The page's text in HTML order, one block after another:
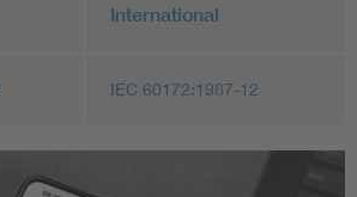
International
IEC 60172:1987-12